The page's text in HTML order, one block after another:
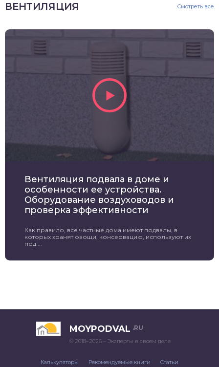
ВЕНТИЛЯЦИЯ Смотреть все
Вентиляция подвала в доме и
особенности ее устройства.
Оборудование воздуховодов и
проверка эффективности
Как правило, все частные дома имеют подвалы, в
которых хранят овощи, консервацию, используют их
под ...
MOYPODVAL .RU
© 2018–2026 – Эксперты в своем деле
Калькуляторы Рекомендуемые книги Статьи